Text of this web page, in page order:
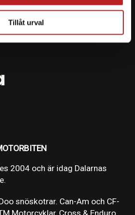
Tillåt urval
2004 och är idag Dalarnas
snöskotrar. Can-Am och CF-
Motorcyklar, Cross & Enduro.